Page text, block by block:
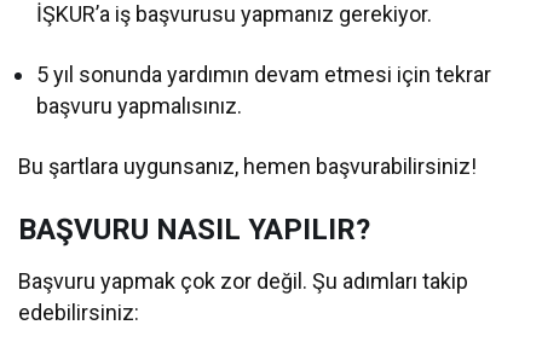
İŞKUR’a iş başvurusu yapmanız gerekiyor.
5 yıl sonunda yardımın devam etmesi için tekrar
başvuru yapmalısınız.
Bu şartlara uygunsanız, hemen başvurabilirsiniz!
BAŞVURU NASIL YAPILIR?
Başvuru yapmak çok zor değil. Şu adımları takip
edebilirsiniz: